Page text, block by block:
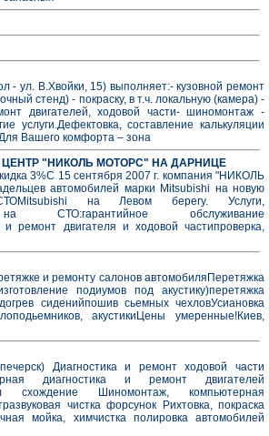
- ул. В.Хвойки, 15) выполняет:- кузовной ремонт
стенд) - покраску, в т.ч. локальную (камера) -
двигателей, ходовой части- шиномонтаж -
услуги.Дефектовка, составление калькуляции
Вашего комфорта – зона
"НИКОЛЬ МОТОРС" НА ДАРНИЦЕ
3%С 15 сентября 2007 г. компания "НИКОЛЬ
автомобилей марки Mitsubishi на новую
на Левом берегу. Услуги,
СТО:гарантийное обслуживание
и ремонт двигателя и ходовой частипроверка,
и ремонту салонов автомобиляПеретяжка
подиумов под акустику)перетяжка
сиденийпошив сьемных чехловУсиановка
акустикиЦены умеренные!Киев,
Диагностика и ремонт ходовой части
диагностика и ремонт двигателей
схождение Шиномонтаж, компьютерная
чистка форсунок Рихтовка, покраска
мойка, химчистка полировка автомобилей